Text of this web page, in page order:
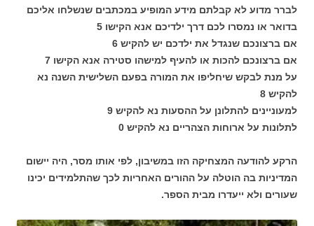
לברר מדוע לא קבלתם מידע המופיע במכתבים שנשלחו אליכם
בדואר או נמסרו לכם דרך ילדיכם אנא הקישו 5
אם ברצונכם שנגדל את ילדכם יש להקיש 6
אם ברצונכם להכות או להעיף למישהו סטירה אנא הקישו 7
על מנת לבקש שיחליפו את המורה בפעם השלישית השנה נא
להקיש 8
למעוניינים להתלונן על ההסעות נא להקיש 9
לתלונות על ארוחות הצהריים נא להקיש 0
הרקע להודעה המצחיקה הזו במשיבון, לפי אותו מסר, היה יישום
המדיניות בה הוטלה על ההורים האחריות לכך שהתלמידים יכינו
שעורים ולא ייעדרו מבית הספר.